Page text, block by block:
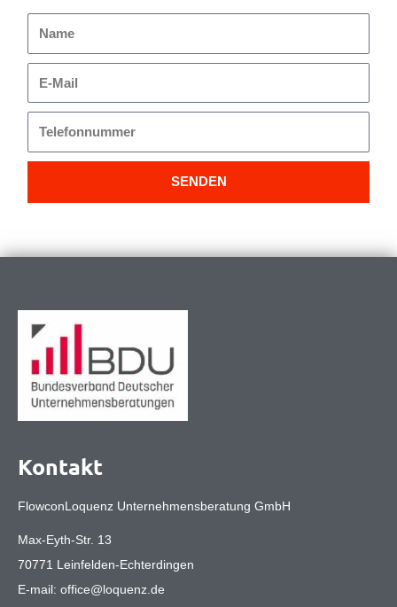
Mail
SENDEN
Kontakt
FlowconLoquenz Unternehmensberatung GmbH
Max-Eyth-Str. 13
70771 Leinfelden-Echterdingen
E-mail: office@loquenz.de